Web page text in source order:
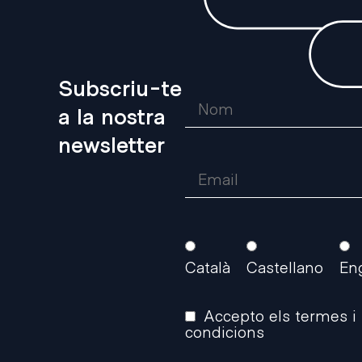
Subscriu-te
a la nostra
newsletter
Català Castellano
Accepto els termes i
condicions